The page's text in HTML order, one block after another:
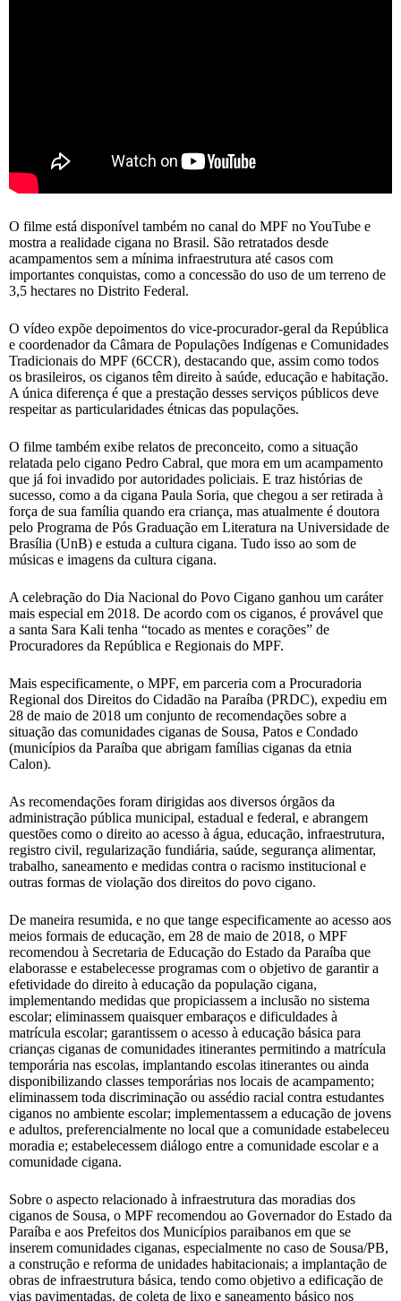
O filme está disponível também no canal do MPF no YouTube e
mostra a realidade cigana no Brasil. São retratados desde
acampamentos sem a mínima infraestrutura até casos com
importantes conquistas, como a concessão do uso de um terreno de
3,5 hectares no Distrito Federal.
O vídeo expõe depoimentos do vice-procurador-geral da República
e coordenador da Câmara de Populações Indígenas e Comunidades
Tradicionais do MPF (6CCR), destacando que, assim como todos
os brasileiros, os ciganos têm direito à saúde, educação e habitação.
A única diferença é que a prestação desses serviços públicos deve
respeitar as particularidades étnicas das populações.
O filme também exibe relatos de preconceito, como a situação
relatada pelo cigano Pedro Cabral, que mora em um acampamento
que já foi invadido por autoridades policiais. E traz histórias de
sucesso, como a da cigana Paula Soria, que chegou a ser retirada à
força de sua família quando era criança, mas atualmente é doutora
pelo Programa de Pós Graduação em Literatura na Universidade de
Brasília (UnB) e estuda a cultura cigana. Tudo isso ao som de
músicas e imagens da cultura cigana.
A celebração do Dia Nacional do Povo Cigano ganhou um caráter
mais especial em 2018. De acordo com os ciganos, é provável que
a santa Sara Kali tenha “tocado as mentes e corações” de
Procuradores da República e Regionais do MPF.
Mais especificamente, o MPF, em parceria com a Procuradoria
Regional dos Direitos do Cidadão na Paraíba (PRDC), expediu em
28 de maio de 2018 um conjunto de recomendações sobre a
situação das comunidades ciganas de Sousa, Patos e Condado
(municípios da Paraíba que abrigam famílias ciganas da etnia
Calon).
As recomendações foram dirigidas aos diversos órgãos da
administração pública municipal, estadual e federal, e abrangem
questões como o direito ao acesso à água, educação, infraestrutura,
registro civil, regularização fundiária, saúde, segurança alimentar,
trabalho, saneamento e medidas contra o racismo institucional e
outras formas de violação dos direitos do povo cigano.
De maneira resumida, e no que tange especificamente ao acesso aos
meios formais de educação, em 28 de maio de 2018, o MPF
recomendou à Secretaria de Educação do Estado da Paraíba que
elaborasse e estabelecesse programas com o objetivo de garantir a
efetividade do direito à educação da população cigana,
implementando medidas que propiciassem a inclusão no sistema
escolar; eliminassem quaisquer embaraços e dificuldades à
matrícula escolar; garantissem o acesso à educação básica para
crianças ciganas de comunidades itinerantes permitindo a matrícula
temporária nas escolas, implantando escolas itinerantes ou ainda
disponibilizando classes temporárias nos locais de acampamento;
eliminassem toda discriminação ou assédio racial contra estudantes
ciganos no ambiente escolar; implementassem a educação de jovens
e adultos, preferencialmente no local que a comunidade estabeleceu
moradia e; estabelecessem diálogo entre a comunidade escolar e a
comunidade cigana.
Sobre o aspecto relacionado à infraestrutura das moradias dos
ciganos de Sousa, o MPF recomendou ao Governador do Estado da
Paraíba e aos Prefeitos dos Municípios paraibanos em que se
inserem comunidades ciganas, especialmente no caso de Sousa/PB,
a construção e reforma de unidades habitacionais; a implantação de
obras de infraestrutura básica, tendo como objetivo a edificação de
vias pavimentadas, de coleta de lixo e saneamento básico nos